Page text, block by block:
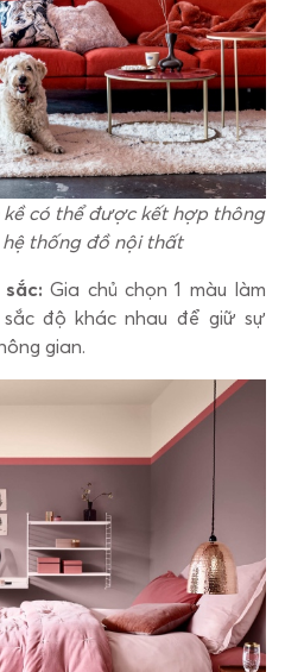
có thể được kết hợp thông
thống đồ nội thất
Gia chủ chọn 1 màu làm
độ khác nhau để giữ sự
gian.